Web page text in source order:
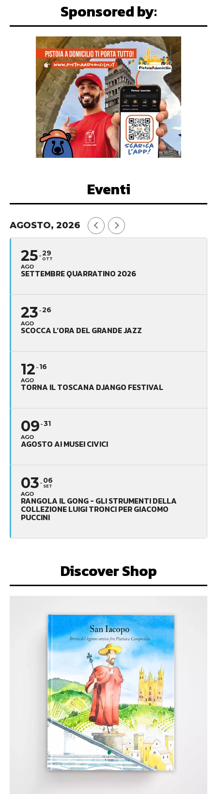
Sponsored by:
Eventi
AGOSTO, 2026
25
AGO
29
OTT
SETTEMBRE QUARRATINO 2026
23
AGO
26
SCOCCA L’ORA DEL GRANDE JAZZ
12
AGO
16
TORNA IL TOSCANA DJANGO FESTIVAL
09
AGO
31
AGOSTO AI MUSEI CIVICI
03
AGO
06
SET
RANGOLA IL GONG - GLI STRUMENTI DELLA
COLLEZIONE LUIGI TRONCI PER GIACOMO
PUCCINI
Discover Shop